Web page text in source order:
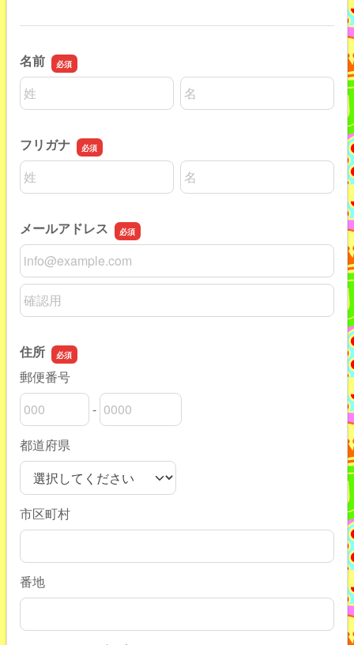
名前
名前の姓
名前の名
フリガナ
名前の姓
名前の名
メールアドレス
メールアドレス
メールアドレスの確認用
住所
郵便番号
郵便番号の上3桁
-
郵便番号の下4桁
都道府県
市区町村
番地